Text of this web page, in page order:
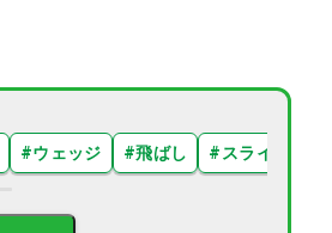
#ウェッジ #飛ばし # スライス